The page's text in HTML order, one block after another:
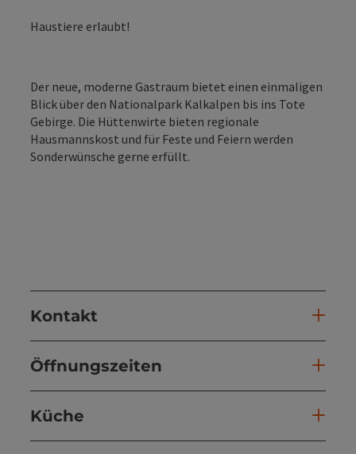
Haustiere erlaubt!
Der neue, moderne Gastraum bietet einen einmaligen
Blick über den Nationalpark Kalkalpen bis ins Tote
Gebirge. Die Hüttenwirte bieten regionale
Hausmannskost und für Feste und Feiern werden
Sonderwünsche gerne erfüllt.
Kontakt
Öffnungszeiten
Küche